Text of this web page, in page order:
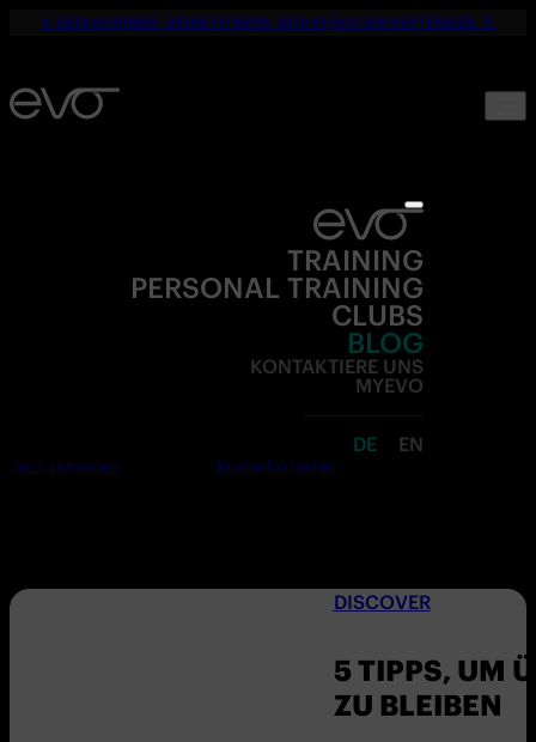
☀️ DEIN SOMMER. DEINE FITNESS. NUR 19,90€ BIS SEPTEMBER. 💪
TRAINING
PERSONAL TRAINING
CLUBS
BLOG
KONTAKTIERE UNS
MYEVO
DE EN
Jetzt anmelden Kostenlos testen
DISCOVER
5 TIPPS, UM
ZU BLEIBEN